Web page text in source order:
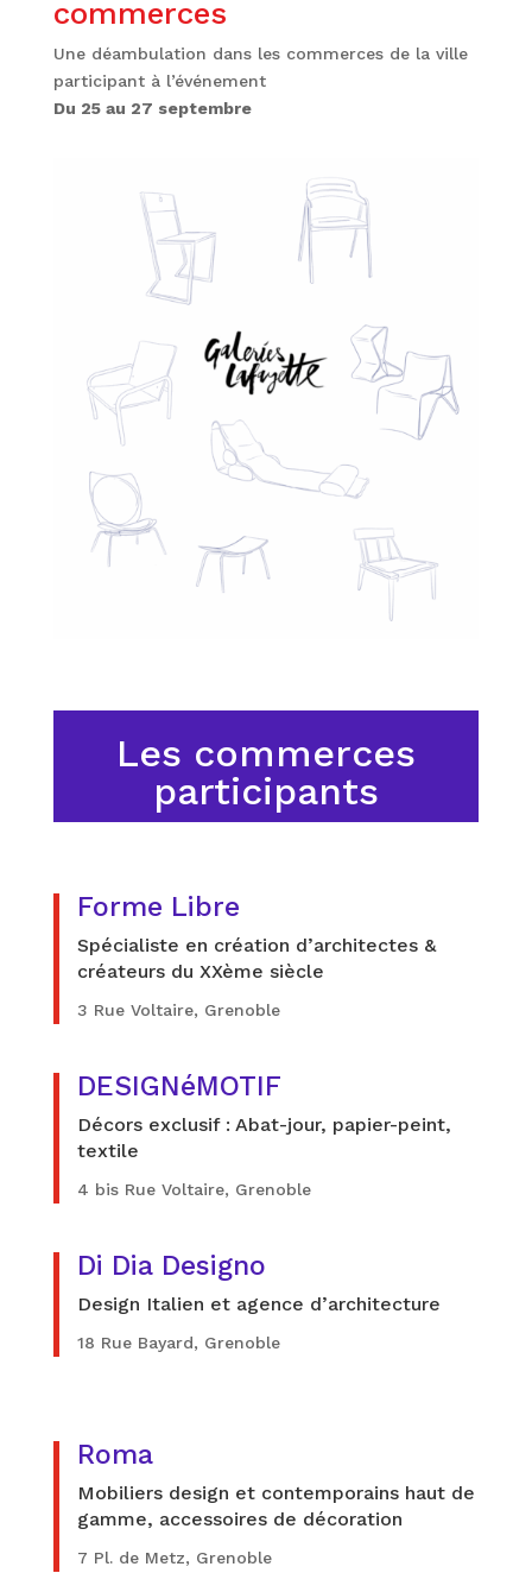
commerces
Une déambulation dans les commerces de la ville
participant à l’événement
Du 25 au 27 septembre
Les commerces
participants
Forme Libre
Spécialiste en création d’architectes &
créateurs du XXème siècle
3 Rue Voltaire, Grenoble
DESIGNéMOTIF
Décors exclusif : Abat-jour, papier-peint,
textile
4 bis Rue Voltaire, Grenoble
Di Dia Designo
Design Italien et agence d’architecture
18 Rue Bayard, Grenoble
Roma
Mobiliers design et contemporains haut de
gamme, accessoires de décoration
7 Pl. de Metz, Grenoble